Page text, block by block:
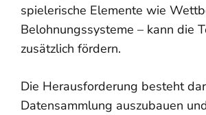
spielerische Elemente wie
Belohnungssysteme – kann die
zusätzlich fördern.
Die Herausforderung besteht
Datensammlung auszubauen